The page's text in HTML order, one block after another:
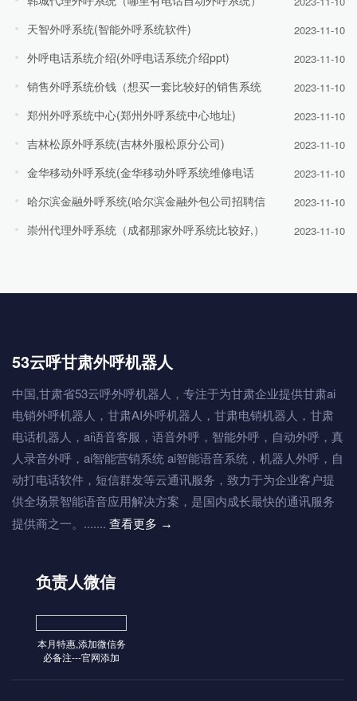
天智外呼系统(智能外呼系统软件) 2023-11-10
外呼电话系统介绍(外呼电话系统介绍ppt) 2023-11-10
销售外呼系统价钱（想买一套比较好的销售系统 2023-11-10
郑州外呼系统中心(郑州外呼系统中心地址) 2023-11-10
吉林松原外呼系统(吉林外服松原分公司) 2023-11-10
金华移动外呼系统(金华移动外呼系统维修电话 2023-11-10
哈尔滨金融外呼系统(哈尔滨金融外包公司招聘信 2023-11-10
崇州代理外呼系统（成都那家外呼系统比较好,） 2023-11-10
53云呼甘肃外呼机器人
中国,甘肃省53云呼外呼机器人，专注于为甘肃企业提供甘肃ai
电销外呼机器人，甘肃AI外呼机器人，甘肃电销机器人，甘肃
电话机器人，ai语音客服，语音外呼，智能外呼，自动外呼，真
人录音外呼，ai智能营销系统 ai智能语音系统，机器人外呼，自
动打电话软件，短信群发等云通讯服务，致力于为企业客户提
供全场景智能语音应用解决方案，是国内成长最快的通讯服务
提供商之一。....... 查看更多 →
负责人微信
本月特惠,添加微信务
必备注---官网添加